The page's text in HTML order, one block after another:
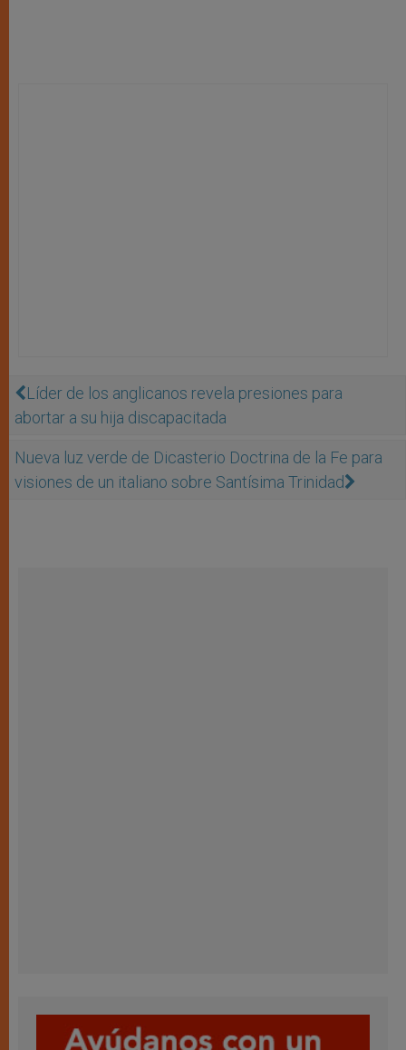
Líder de los anglicanos revela presiones para
abortar a su hija discapacitada
Nueva luz verde de Dicasterio Doctrina de la Fe para
visiones de un italiano sobre Santísima Trinidad